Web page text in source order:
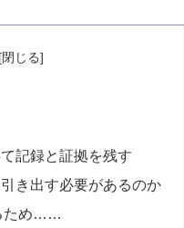
記録と証拠を残す
き出す必要があるのか
ため……